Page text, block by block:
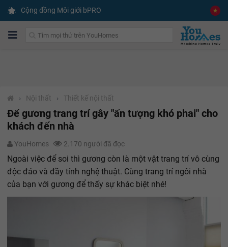
Cộng đồng Môi giới bPRO
› Nội thất › Thiết kế nội thất
Để gương trang trí gây "ấn tượng khó phai" cho
khách đến nhà
YouHomes 2.170 người đã đọc
Ngoài việc để soi thì gương còn là một vật trang trí vô cùng
độc đáo và đầy tính nghệ thuật. Cùng trang trí ngôi nhà
của bạn với gương để thấy sự khác biệt nhé!